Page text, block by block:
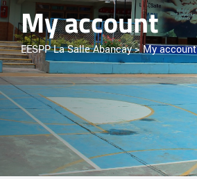
My account
EESPP La Salle Abancay>My account